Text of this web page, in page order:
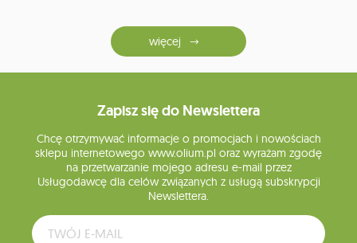
więcej
Zapisz się do Newslettera
Chcę otrzymywać informacje o promocjach i nowościach
sklepu internetowego www.olium.pl oraz wyrażam zgodę
na przetwarzanie mojego adresu e-mail przez
Usługodawcę dla celów związanych z usługą subskrypcji
Newslettera.